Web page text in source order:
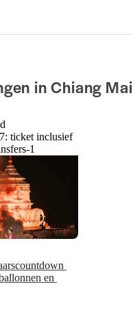
in Chiang Mai
ticket inclusief
1
en